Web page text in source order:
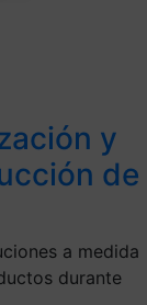
y
de
a medida
durante